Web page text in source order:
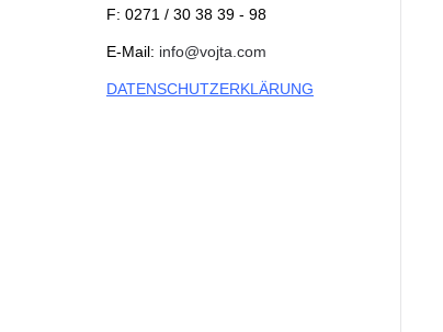
F: 0271 / 30 38 39 - 98
E-Mail: info@vojta.com
DATENSCHUTZERKLÄRUNG